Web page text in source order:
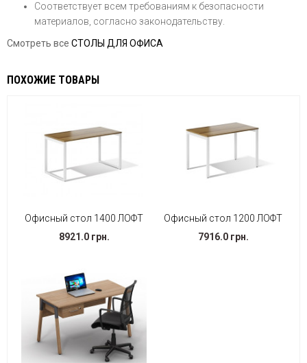
Соответствует всем требованиям к безопасности
материалов, согласно законодательству.
Смотреть все СТОЛЫ ДЛЯ ОФИСА
ПОХОЖИЕ ТОВАРЫ
Офисный стол 1400 ЛОФТ
8921.0 грн.
Офисный стол 1200 ЛОФТ
7916.0 грн.